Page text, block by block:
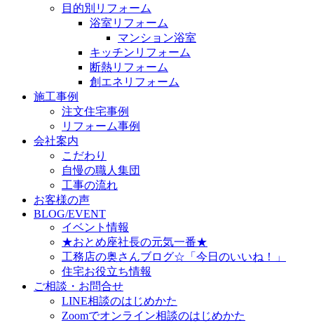
目的別リフォーム
浴室リフォーム
マンション浴室
キッチンリフォーム
断熱リフォーム
創エネリフォーム
施工事例
注文住宅事例
リフォーム事例
会社案内
こだわり
自慢の職人集団
工事の流れ
お客様の声
BLOG/EVENT
イベント情報
★おとめ座社長の元気一番★
工務店の奥さんブログ☆「今日のいいね！」
住宅お役立ち情報
ご相談・お問合せ
LINE相談のはじめかた
Zoomでオンライン相談のはじめかた